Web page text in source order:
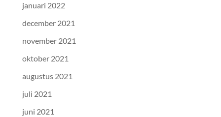
januari 2022
december 2021
november 2021
oktober 2021
augustus 2021
juli 2021
juni 2021